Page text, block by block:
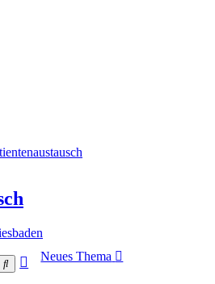
Neues Thema
Suche Erweiterte